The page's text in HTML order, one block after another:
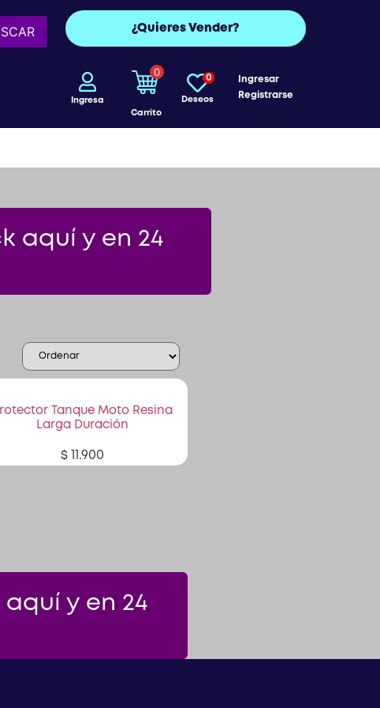
¿Quieres Vender?
Ingresa
0
Carrito
Deseos
0
Ingresar
Registrarse
aquí y en 24
Tanque Moto Resina
Larga Duración
$11.900
y en 24